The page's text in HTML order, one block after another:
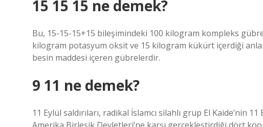
15 15 15 ne demek?
Bu, 15-15-15+15 bileşimindeki 100 kilogram kompleks
kilogram potasyum oksit ve 15 kilogram kükürt içerdiği
besin maddesi içeren gübrelerdir.
9 11 ne demek?
11 Eylül saldırıları, radikal İslamcı silahlı grup El Kaide’nin